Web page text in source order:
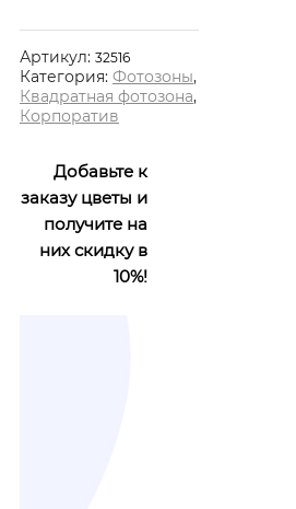
Артикул: 32516
Категория: Фотозоны,
Квадратная фотозона,
Корпоратив
Добавьте к
заказу цветы и
получите на
них скидку в
10%!